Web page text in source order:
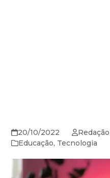
20/10/2022
Redação
Educação, Tecnologia